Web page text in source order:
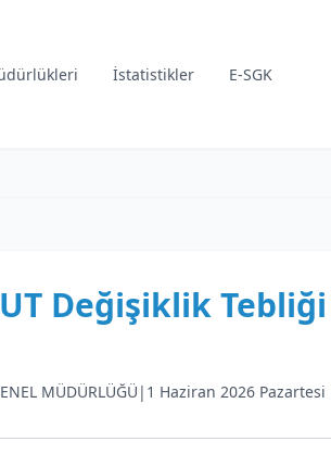
İstatistikler E-SGK
Değişiklik
MÜDÜRLÜĞÜ | 1 Haziran 2026 Pazartesi